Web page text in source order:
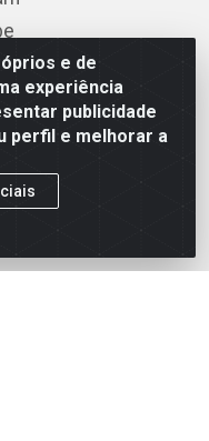
e de
experiência
publicidade
perfil e melhorar a